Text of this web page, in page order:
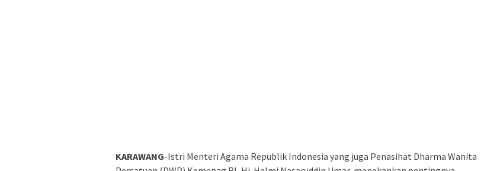
KARAWANG-Istri Menteri Agama Republik Indonesia yang juga Penasihat Dharma Wanita